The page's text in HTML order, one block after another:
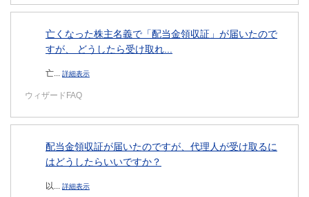
亡くなった株主名義で「配当金領収証」が届いたので
すが、 どうしたら受け取れ...
亡... 詳細表示
ウィザードFAQ
配当金領収証が届いたのですが、代理人が受け取るに
はどうしたらいいですか？
以... 詳細表示